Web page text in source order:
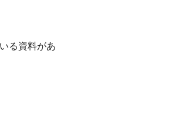
る資料があ